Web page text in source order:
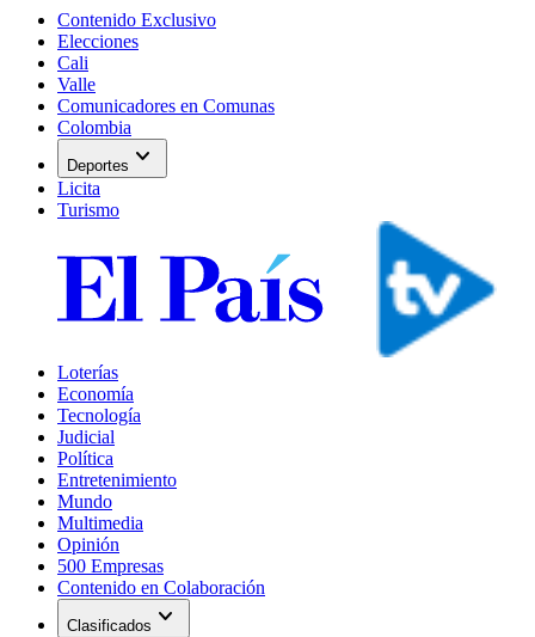
Contenido Exclusivo
Elecciones
Cali
Valle
Comunicadores en Comunas
Colombia
Deportes expand_more
Licita
Turismo
Loterías
Economía
Tecnología
Judicial
Política
Entretenimiento
Mundo
Multimedia
Opinión
500 Empresas
Contenido en Colaboración
Clasificados expand_more